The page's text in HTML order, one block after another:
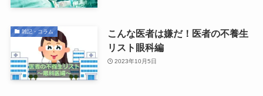
雑記・コラム
こんな医者は嫌だ！医者の不養生
リスト眼科編
2023年10月5日